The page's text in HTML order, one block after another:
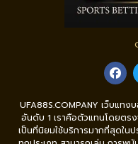
UFA88S.COMPANY เว็บแท
อันดับ 1 เราคือตัวแทนโดยตร
เป็นที่นิยมใช้บริการมากที่สุดใน